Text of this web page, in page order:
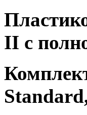
II с